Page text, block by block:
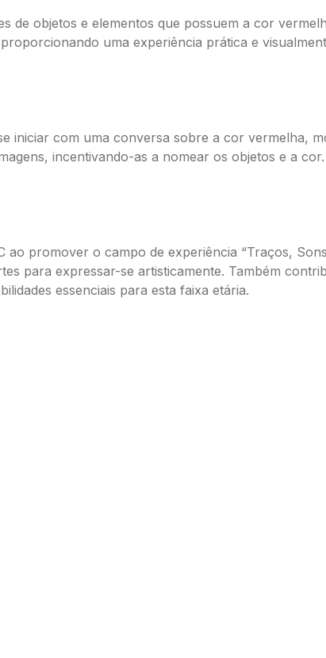
de objetos e elementos que possuem a cor
uma experiência prática e
iniciar com uma conversa sobre a cor vermelha,
incentivando-as a nomear os objetos e a
promover o campo de experiência “Traços,
para expressar-se artisticamente. Também
essenciais para esta faixa etária.